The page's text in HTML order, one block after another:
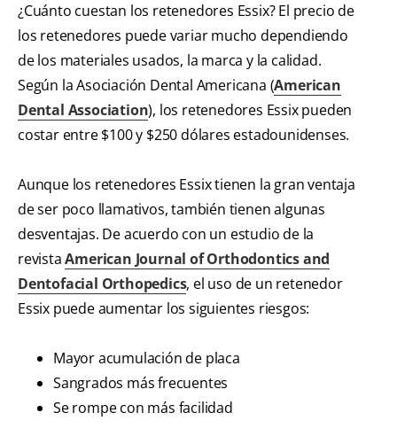
¿Cuánto cuestan los retenedores Essix? El precio de
los retenedores puede variar mucho dependiendo
de los materiales usados, la marca y la calidad.
Según la Asociación Dental Americana (American
Dental Association), los retenedores Essix pueden
costar entre $100 y $250 dólares estadounidenses.
Aunque los retenedores Essix tienen la gran ventaja
de ser poco llamativos, también tienen algunas
desventajas. De acuerdo con un estudio de la
revistaAmerican Journal of Orthodontics and
Dentofacial Orthopedics, el uso de un retenedor
Essix puede aumentar los siguientes riesgos:
Mayor acumulación de placa
Sangrados más frecuentes
Se rompe con más facilidad